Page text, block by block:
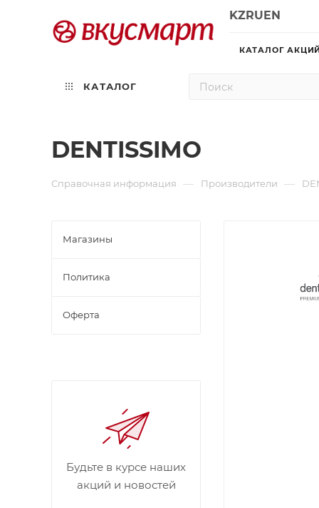
KZRUEN
КАТАЛОГ АКЦИЙ
КАТАЛОГ
DENTISSIMO
Справочная информация — Производители —
Магазины
Политика
Офертa
Будьте в курсе наших
акций и новостей